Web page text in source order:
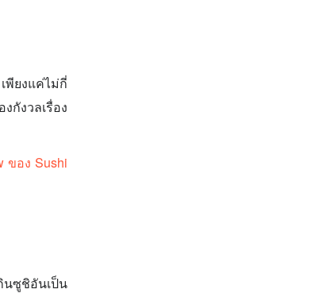
พียงแค่ไม่กี่
กังวลเรื่อง
ของ Sushi
ซูชิอันเป็น